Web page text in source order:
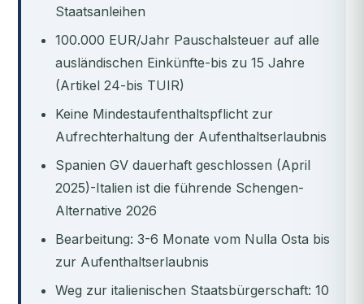
Staatsanleihen
100.000 EUR/Jahr Pauschalsteuer auf alle
ausländischen Einkünfte-bis zu 15 Jahre
(Artikel 24-bis TUIR)
Keine Mindestaufenthaltspflicht zur
Aufrechterhaltung der Aufenthaltserlaubnis
Spanien GV dauerhaft geschlossen (April
2025)-Italien ist die führende Schengen-
Alternative 2026
Bearbeitung: 3-6 Monate vom Nulla Osta bis
zur Aufenthaltserlaubnis
Weg zur italienischen Staatsbürgerschaft: 10